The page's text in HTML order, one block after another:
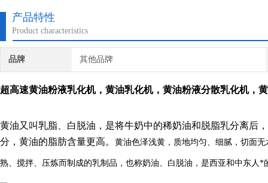
产品特性
Product characteristics
品牌 其他品牌
超高速黄油粉液乳化机，黄油乳化机，黄油粉液分散乳化机，
黄油又叫乳脂、白脱油，是将牛奶中的稀奶油和脱脂乳分离后
分，黄油的脂肪含量更高。 黄油色泽浅黄，质地均匀、细腻，切面
熟、搅拌、压炼而制成的乳制品，也称奶油、白脱油，是西亚和中东人*